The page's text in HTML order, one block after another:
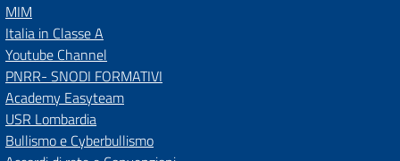
MIM
Italia in Classe A
Youtube Channel
PNRR- SNODI FORMATIVI
Academy Easyteam
USR Lombardia
Bullismo e Cyberbullismo